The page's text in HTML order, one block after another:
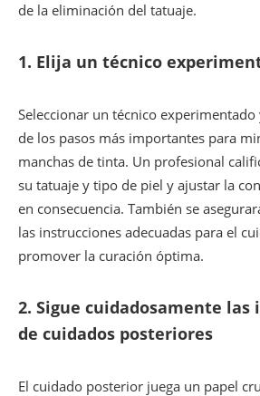
de la eliminación del tatuaje.
1. Elija un técnico
Seleccionar un técnico
de los pasos más importantes para
manchas de tinta. Un profesional
su tatuaje y tipo de piel y ajustar la
en consecuencia. También se
las instrucciones adecuadas para el
promover la curación óptima.
2. Sigue cuidadosamente las
de cuidados posteriores
El cuidado posterior juega un papel